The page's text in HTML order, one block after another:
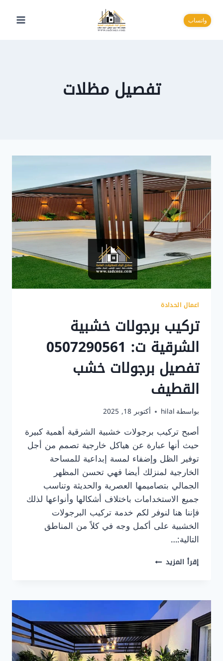
واتساب
تفصيل مظلات
اعمال الحدادة
تركيب برجولات خشبية
الشرقية ت: 0507290561
تفصيل برجولات خشب
القطيف
بواسطة hilal أكتوبر 18, 2025
أصبح تركيب برجولات خشبية الشرقية أهمية كبيرة
حيث أنها عبارة عن هياكل خارجية تصمم من أجل
توفير الظل وإضفاء لمسة إبداعية للمساحة
الخارجية لمنزلك أيضا فهي تحسن المظهر
الجمالي بتصاميمها العصرية والحديثة وتناسب
جميع الاستخدامات باختلاف أشكالها وأنواعها لذلك
فإننا هنا لنوفر لكم خدمة تركيب البرجولات
الخشبية على أكمل وجه في كلاً من المناطق
التالية:…
إقرأ المزيد تركيب
ت:
0507290561
تفصيل
برجولات
خشب
القطيف